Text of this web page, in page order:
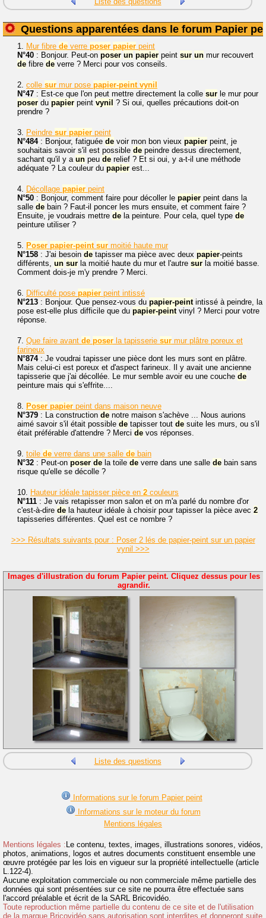
Questions apparentées dans le forum Papier
1. Mur fibre de verre poser papier peint
N°40 : Bonjour. Peut-on poser un papier peint sur un mur recouvert
de fibre de verre ? Merci pour vos conseils.
2. colle sur mur pose papier-peint vynil
N°47 : Est-ce que l'on peut mettre directement la colle sur le mur pour
poser du papier peint vynil ? Si oui, quelles précautions doit-on
prendre ?
3. Peindre sur papier peint
N°484: Bonjour, fatiguée de voir mon bon vieux papier peint, je
souhaitais savoir s'il est possible de peindre dessus directement,
sachant qu'il y a un peu de relief ? Et si oui, y a-t-il une méthode
adéquate ? La couleur du papier est...
4. Décollage papier peint
N°50 : Bonjour, comment faire pour décoller le papier peint dans la
salle de bain ? Faut-il poncer les murs ensuite, et comment faire ?
Ensuite, je voudrais mettre de la peinture. Pour cela, quel type de
peinture utiliser ?
5. Poser papier-peint sur moitié haute mur
N°158 : J'ai besoin de tapisser ma pièce avec deux papier-peints
différents, un sur la moitié haute du mur et l'autre sur la moitié basse.
Comment dois-je m'y prendre ? Merci.
6. Difficulté pose papier peint intissé
N°213 : Bonjour. Que pensez-vous du papier-peintintissé à peindre, la
pose est-elle plus difficile que du papier-peintvinyl ? Merci pour votre
réponse.
7. Que faire avant de poser la tapisserie sur mur plâtre poreux et
farineux
N°874: Je voudrai tapisser une pièce dont les murs sont en plâtre.
Mais celui-ci est poreux et d'aspect farineux. Il y avait une ancienne
tapisserie que j'ai décollée. Le mur semble avoir eu une couche de
peinture mais qui s'effrite....
8. Poser papier peint dans maison neuve
N°379 : La construction de notre maison s'achève ... Nous aurions
aimé savoir s'il était possible de tapisser tout de suite les murs, ou s'il
était préférable d'attendre ? Merci de vos réponses.
9. toile de verre dans une salle de bain
N°32 : Peut-on poser de la toile de verre dans une salle de bain sans
risque qu'elle se décolle ?
10. Hauteur idéale tapisser pièce en 2 couleurs
N°111 : Je vais retapisser mon salon et on m'a parlé du nombre d'or
c'est-à-dire de la hauteur idéale à choisir pour tapisser la pièce avec 2
tapisseries différentes. Quel est ce nombre ?
>>> Résultats suivants pour : Poser 2 lés de papier-peint sur un papier
vynil >>>
Images d'illustration du forum Papier peint. Cliquez dessus pour les
agrandir.
Liste des questions
Informations sur le forum Papier peint
Informations sur le moteur du forum
Mentions légales
Mentions légales : Le contenu, textes, images, illustrations sonores, vidéos,
photos, animations, logos et autres documents constituent ensemble une
œuvre protégée par les lois en vigueur sur la propriété intellectuelle (article
L.122-4).
Aucune exploitation commerciale ou non commerciale même partielle des
données qui sont présentées sur ce site ne pourra être effectuée sans
l'accord préalable et écrit de la SARL Bricovidéo.
Toute reproduction même partielle du contenu de ce site et de l'utilisation
de la marque Bricovidéo sans autorisation sont interdites et donneront suite